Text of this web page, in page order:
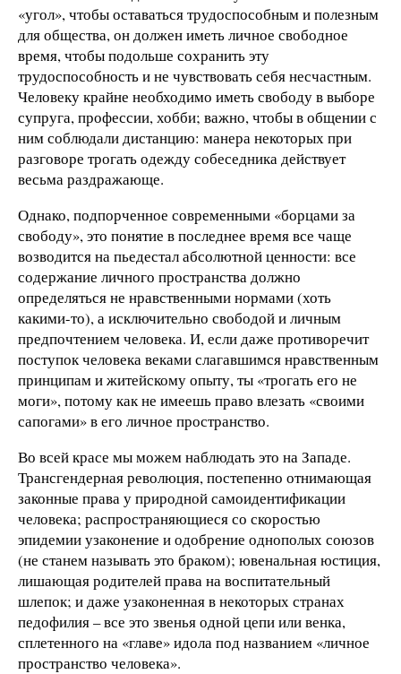
«угол», чтобы оставаться трудоспособным и полезным
для общества, он должен иметь личное свободное
время, чтобы подольше сохранить эту
трудоспособность и не чувствовать себя несчастным.
Человеку крайне необходимо иметь свободу в выборе
супруга, профессии, хобби; важно, чтобы в общении с
ним соблюдали дистанцию: манера некоторых при
разговоре трогать одежду собеседника действует
весьма раздражающе.
Однако, подпорченное современными «борцами за
свободу», это понятие в последнее время все чаще
возводится на пьедестал абсолютной ценности: все
содержание личного пространства должно
определяться не нравственными нормами (хоть
какими-то), а исключительно свободой и личным
предпочтением человека. И, если даже противоречит
поступок человека веками слагавшимся нравственным
принципам и житейскому опыту, ты «трогать его не
моги», потому как не имеешь право влезать «своими
сапогами» в его личное пространство.
Во всей красе мы можем наблюдать это на Западе.
Трансгендерная революция, постепенно отнимающая
законные права у природной самоидентификации
человека; распространяющиеся со скоростью
эпидемии узаконение и одобрение однополых союзов
(не станем называть это браком); ювенальная юстиция,
лишающая родителей права на воспитательный
шлепок; и даже узаконенная в некоторых странах
педофилия – все это звенья одной цепи или венка,
сплетенного на «главе» идола под названием «личное
пространство человека».